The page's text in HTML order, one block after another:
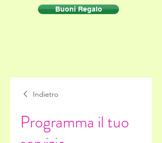
Buoni Regalo
Indietro
Programma il tuo